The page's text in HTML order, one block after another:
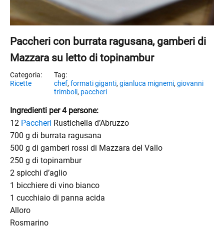
Paccheri con burrata ragusana, gamberi di
Mazzara su letto di topinambur
Ricette chef,formati giganti,gianluca mignemi,giovanni
trimboli, paccheri
Ingredienti per 4 persone:
12 Paccheri Rustichella d’Abruzzo
700 g di burrata ragusana
500 g di gamberi rossi di Mazzara del Vallo
250 g di topinambur
2 spicchi d’aglio
1 bicchiere di vino bianco
1 cucchiaio di panna acida
Alloro
Rosmarino